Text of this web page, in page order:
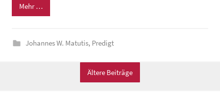
z
t
Mehr …
Johannes W. Matutis, Predigt
Ältere Beiträge